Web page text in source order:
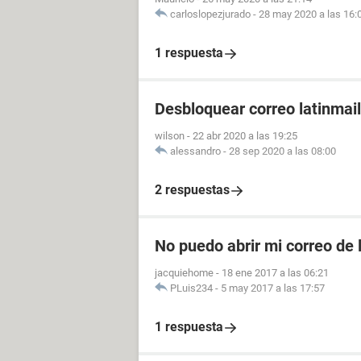
carloslopezjurado - 28 may 2020 a las
1 respuesta
Desbloquear correo latinmail
wilson - 22 abr 2020 a las 19:25
alessandro - 28 sep 2020 a las 08:00
2 respuestas
No puedo abrir mi correo de
jacquiehome - 18 ene 2017 a las 06:21
PLuis234 - 5 may 2017 a las 17:57
1 respuesta